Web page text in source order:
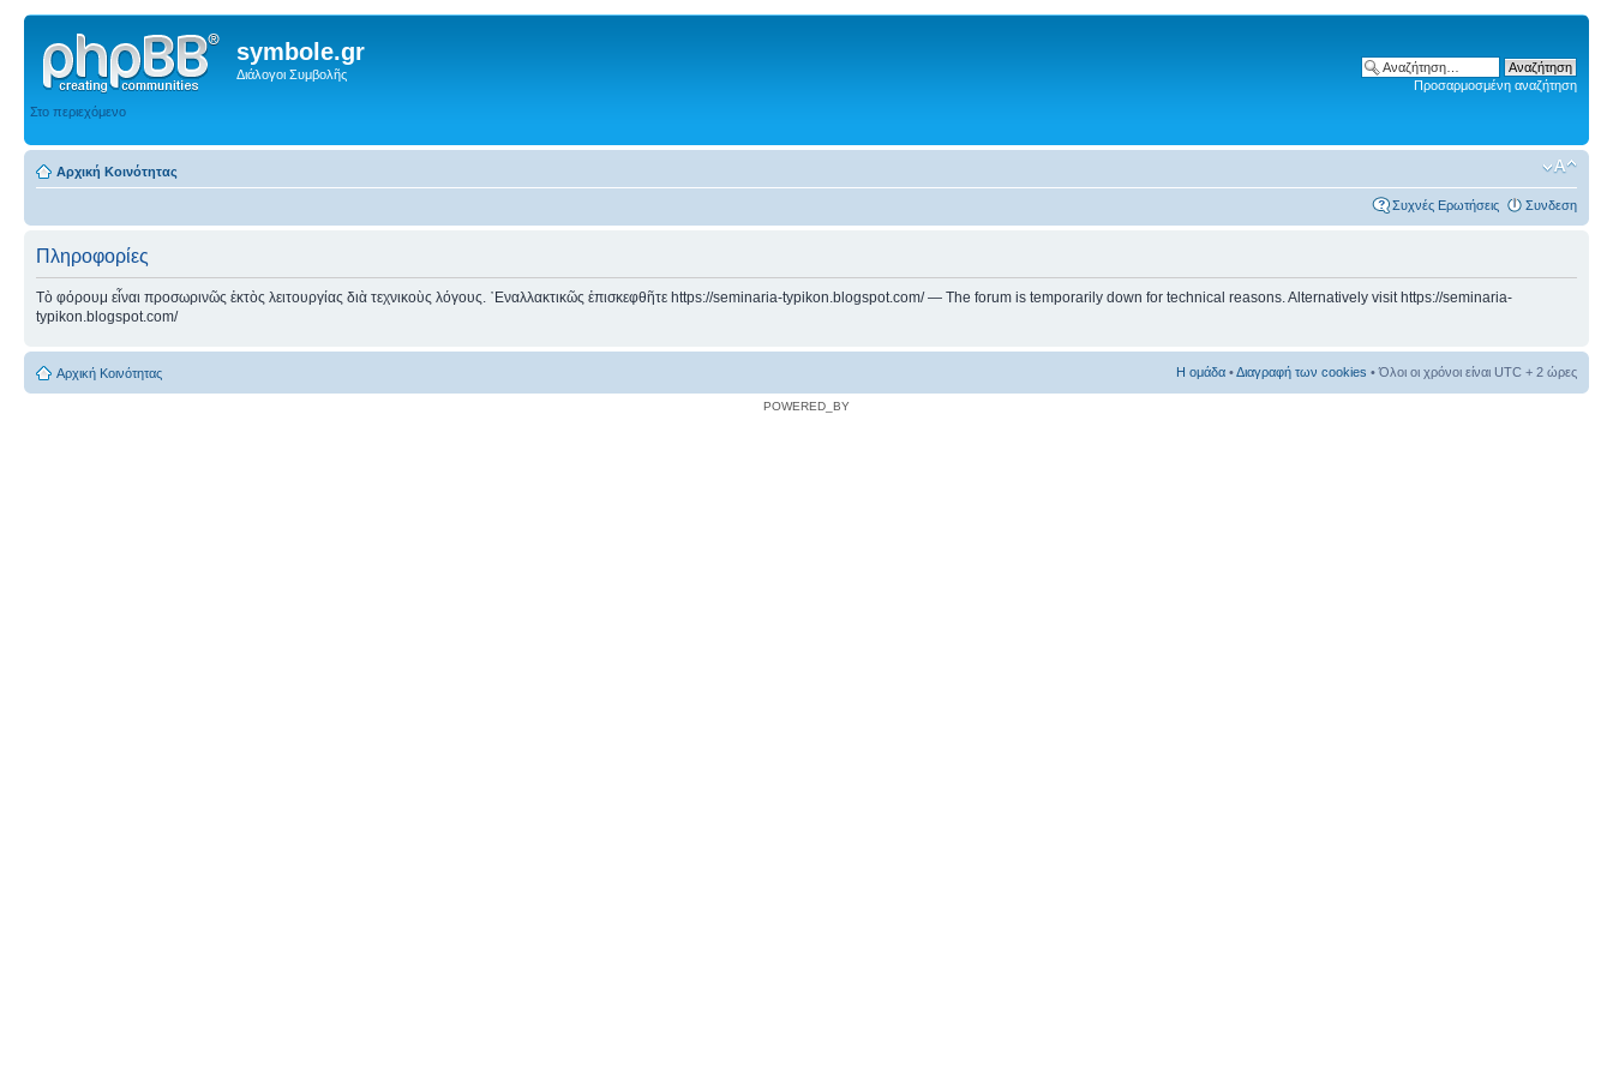
symbole.gr
Διάλογοι Συμβολῆς
Στο περιεχόμενο
Προσαρμοσμένη αναζήτηση
Αρχική Κοινότητας
Συχνές Ερωτήσεις Συνδεση
Πληροφορίες
Τὸ φόρουμ εἶναι προσωρινῶς ἐκτὸς λειτουργίας διὰ τεχνικοὺς λόγους. ᾿Εναλλακτικῶς ἐπισκεφθῆτε https://seminaria-typikon.blogspot.com/ — The forum is temporarily down for technical reasons. Alternatively visit https://seminaria-
typikon.blogspot.com/
Αρχική Κοινότητας Η ομάδα •Διαγραφή των cookies • Όλοι οι χρόνοι είναι UTC + 2 ώρες
POWERED_BY